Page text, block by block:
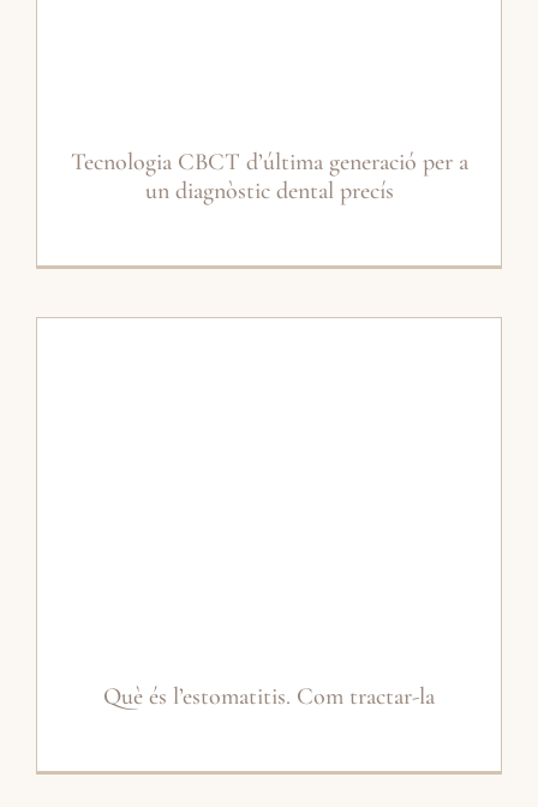
Tecnologia CBCT d’última generació per a
un diagnòstic dental precís
Què és l’estomatitis. Com tractar-la